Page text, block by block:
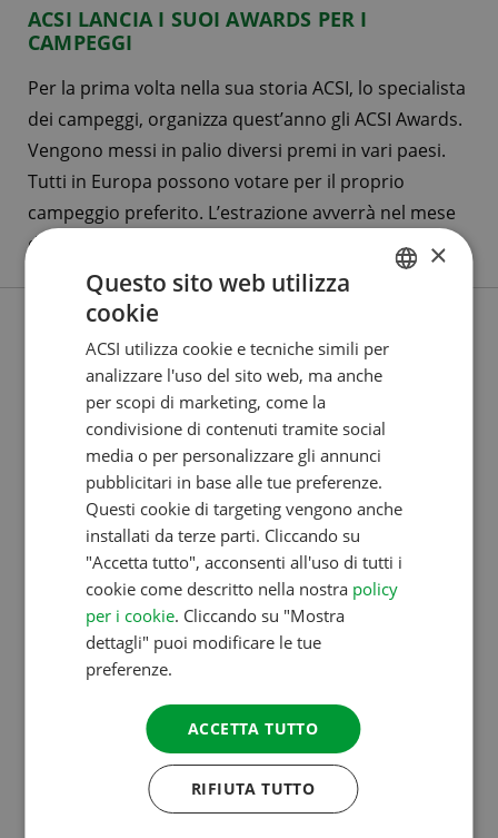
ACSI LANCIA I SUOI AWARDS PER I
CAMPEGGI
Per la prima volta nella sua storia ACSI, lo specialista
dei campeggi, organizza quest’anno gli ACSI Awards.
Vengono messi in palio diversi premi in vari paesi.
Tutti in Europa possono votare per il proprio
campeggio preferito. L’estrazione avverrà nel mese
di aprile. …
28 MAG 2021
ACSI E CAMPING.INFO UNISCONO LE FORZE
I due maggiori protagonisti del mercato del
campeggio, ACSI e camping.info, uniscono le loro
forze con il lancio di ACSI camping.info Booking. I
ENGLISH
GERMAN
ITALIAN
DANISH
SWEDISH
×
Questo sito web utilizza
cookie
ACSI utilizza cookie e tecniche simili per
analizzare l'uso del sito web, ma anche
per scopi di marketing, come la
condivisione di contenuti tramite social
media o per personalizzare gli annunci
pubblicitari in base alle tue preferenze.
Questi cookie di targeting vengono anche
installati da terze parti. Cliccando su
"Accetta tutto", acconsenti all'uso di tutti i
cookie come descritto nella nostra policy
per i cookie. Cliccando su "Mostra
dettagli" puoi modificare le tue
preferenze.
ACCETTA TUTTO
RIFIUTA TUTTO